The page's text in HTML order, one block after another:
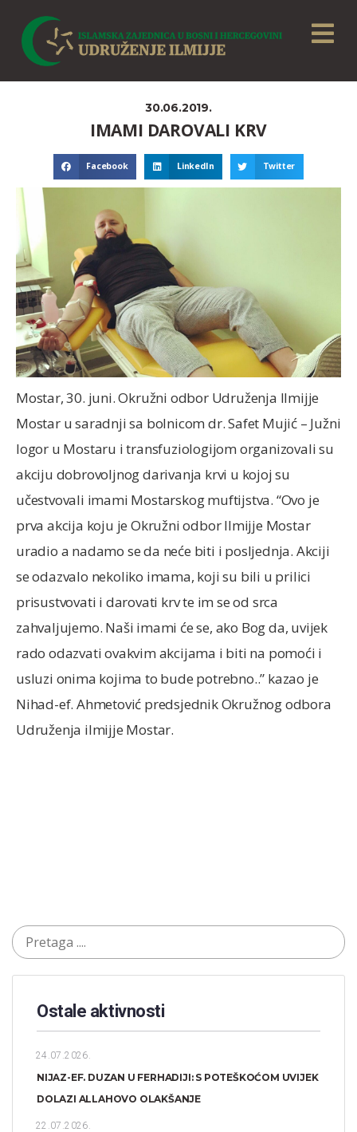
30.06.2019.
IMAMI DAROVALI KRV
Facebook LinkedIn Twitter
Mostar, 30. juni. Okružni odbor Udruženja Ilmijje
Mostar u saradnji sa bolnicom dr. Safet Mujić – Južni
logor u Mostaru i transfuziologijom organizovali su
akciju dobrovoljnog darivanja krvi u kojoj su
učestvovali imami Mostarskog muftijstva. “Ovo je
prva akcija koju je Okružni odbor Ilmijje Mostar
uradio a nadamo se da neće biti i posljednja. Akciji
se odazvalo nekoliko imama, koji su bili u prilici
prisustvovati i darovati krv te im se od srca
zahvaljujemo. Naši imami će se, ako Bog da, uvijek
rado odazvati ovakvim akcijama i biti na pomoći i
usluzi onima kojima to bude potrebno..” kazao je
Nihad-ef. Ahmetović predsjednik Okružnog odbora
Udruženja ilmijje Mostar.
Ostale aktivnosti
24.07.2026.
NIJAZ-EF. DUZAN U FERHADIJI: S POTEŠKOĆOM UVIJEK
DOLAZI ALLAHOVO OLAKŠANJE
22.07.2026.